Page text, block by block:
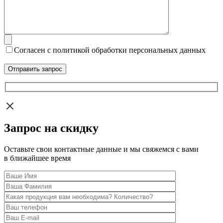
Согласен с политикой обработки персональных данных
Запрос на скидку
Оставьте свои контактные данные и мы свяжемся с вами
в ближайшее время